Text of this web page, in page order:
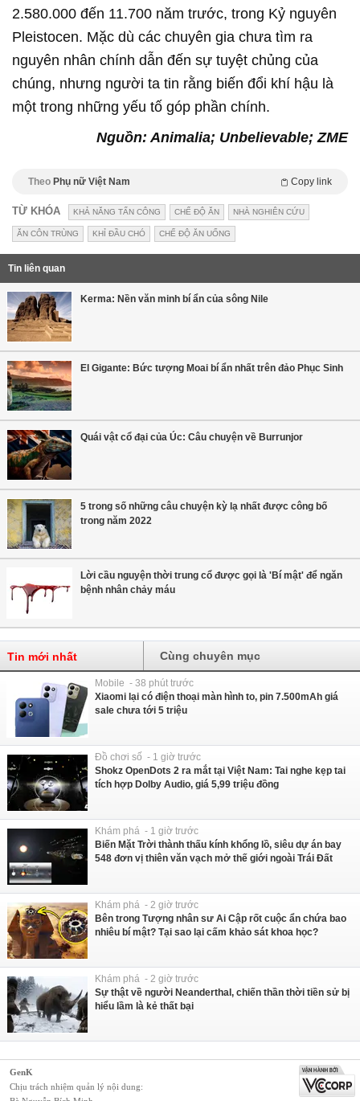
2.580.000 đến 11.700 năm trước, trong Kỷ nguyên
Pleistocen. Mặc dù các chuyên gia chưa tìm ra
nguyên nhân chính dẫn đến sự tuyệt chủng của
chúng, nhưng người ta tin rằng biến đổi khí hậu là
một trong những yếu tố góp phần chính.
Nguồn: Animalia; Unbelievable; ZME
Theo Phụ nữ Việt Nam Copy link
TỪ KHÓA KHẢ NĂNG TẤN CÔNG CHẾ ĐỘ ĂN NHÀ NGHIÊN CỨU
ĂN CÔN TRÙNG KHỈ ĐẦU CHÓ CHẾ ĐỘ ĂN UỐNG
Tin liên quan
Kerma: Nền văn minh bí ẩn của sông Nile
El Gigante: Bức tượng Moai bí ẩn nhất trên đảo Phục Sinh
Quái vật cổ đại của Úc: Câu chuyện về Burrunjor
5 trong số những câu chuyện kỳ lạ nhất được công bố
trong năm 2022
Lời cầu nguyện thời trung cổ được gọi là 'Bí mật' để ngăn
bệnh nhân chảy máu
Tin mới nhất Cùng chuyên mục
Mobile - 38 phút trước
Xiaomi lại có điện thoại màn hình to, pin 7.500mAh giá
sale chưa tới 5 triệu
Đồ chơi số - 1 giờ trước
Shokz OpenDots 2 ra mắt tại Việt Nam: Tai nghe kẹp tai
tích hợp Dolby Audio, giá 5,99 triệu đồng
Khám phá - 1 giờ trước
Biến Mặt Trời thành thấu kính khổng lồ, siêu dự án bay
548 đơn vị thiên văn vạch mở thế giới ngoài Trái Đất
Khám phá - 2 giờ trước
Bên trong Tượng nhân sư Ai Cập rốt cuộc ẩn chứa bao
nhiêu bí mật? Tại sao lại cấm khảo sát khoa học?
Khám phá - 2 giờ trước
Sự thật về người Neanderthal, chiến thần thời tiền sử bị
hiểu lầm là kẻ thất bại
GenK
Chịu trách nhiệm quản lý nội dung: